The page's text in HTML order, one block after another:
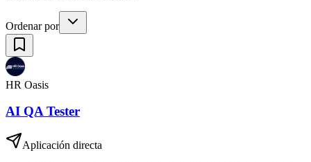
Ordenar por
HR Oasis
AI QA Tester
Aplicación directa